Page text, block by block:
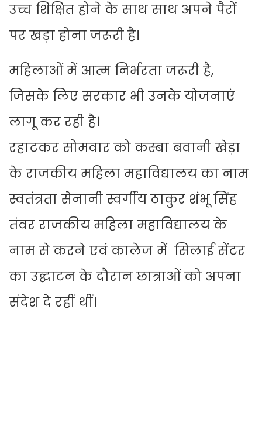
उच्च शिक्षित होने के साथ साथ अपने पैरों
पर खड़ा होना जरूरी है।
महिलाओं में आत्म निर्भरता जरूरी है,
जिसके लिए सरकार भी उनके योजनाएं
लागू कर रही है।
रहाटकर सोमवार को कस्बा बवानी खेड़ा
के राजकीय महिला महाविद्यालय का नाम
स्वतंत्रता सेनानी स्वर्गीय ठाकुर शंभू सिंह
तंवर राजकीय महिला महाविद्यालय के
नाम से करने एवं कालेज में सिलाई सेंटर
का उद्घाटन के दौरान छात्राओं को अपना
संदेश दे रहीं थीं।